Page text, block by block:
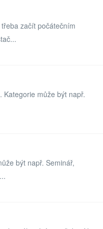
začít počátečním
může být např.
být např. Seminář,